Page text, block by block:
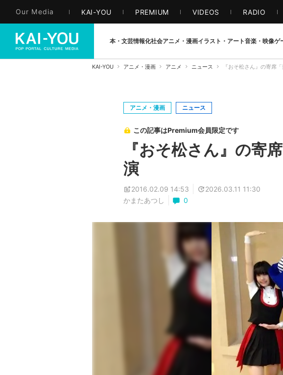
Our Media KAI-YOU PREMIUM VIDEOS RADIO
本・文芸情報化社会アニメ・漫画イラスト・アート音楽・映像ゲ
KAI-YOU アニメ・漫画 アニメ ニュース 『おそ松さん』の寄席
アニメ・漫画 ニュース
この記事はPremium会員限定です
『おそ松さん』の寄
演
2016.02.09 14:53
2026.03.11 11:30
かまたあつし
0